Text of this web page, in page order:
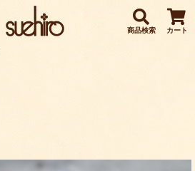
商品検索 カート